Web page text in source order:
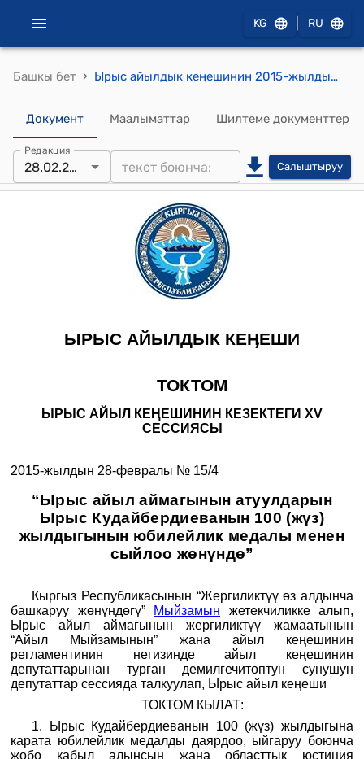
KG RU
Башкы бет › Ырыс айылдык кеңешинин 2015-жылдын 28-февралындагы № 15/4 "Ырыс айыл аймагынын атуулдарын Ырыс Кудайбердиеванын 100 (жүз) жылдыгынын юбилейлик медалы менен сыйлоо жөнүндө" токтому
Документ Маалыматтар Шилтеме документтер
Редакция
28.02.2015 Салыштыруу